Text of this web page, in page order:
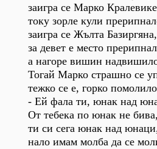
заигра се Марко
току зорле кули
заигра се Жълта Базиргяна,
за девет е место
а нагоре вишин
Тогай Марко страшно се
тежко се е, горко
- Ей фала ти, юнак над
От тебека по юнак не
ти си сега юнак над
нало имам молба да се